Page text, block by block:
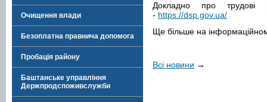
Очищення влади
Безоплатна правнича допомога
Пробація району
Баштанське управління
Держпродспоживслужби
Докладно про трудові
- https://dsp.gov.ua/
Ще більше на
Всі новини →